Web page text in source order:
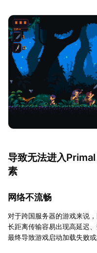
导致无法进入
素
网络不流畅
对于跨国服务器的游戏来说
长距离传输容易出现高延迟
最终导致游戏启动加载失败或